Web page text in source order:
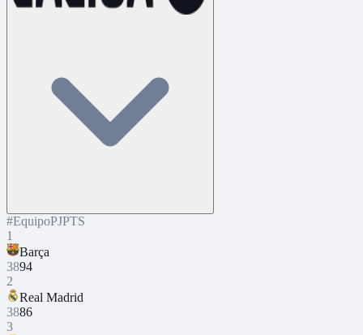
#EquipoPJPTS
1
Barça
3894
2
Real Madrid
3886
3